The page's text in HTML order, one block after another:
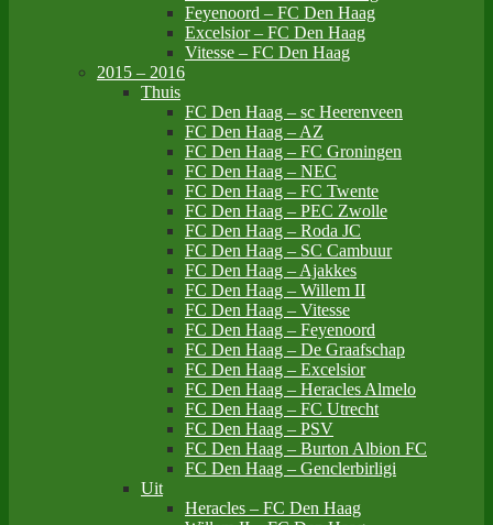
Feyenoord – FC Den Haag
Excelsior – FC Den Haag
Vitesse – FC Den Haag
2015 – 2016
Thuis
FC Den Haag – sc Heerenveen
FC Den Haag – AZ
FC Den Haag – FC Groningen
FC Den Haag – NEC
FC Den Haag – FC Twente
FC Den Haag – PEC Zwolle
FC Den Haag – Roda JC
FC Den Haag – SC Cambuur
FC Den Haag – Ajakkes
FC Den Haag – Willem II
FC Den Haag – Vitesse
FC Den Haag – Feyenoord
FC Den Haag – De Graafschap
FC Den Haag – Excelsior
FC Den Haag – Heracles Almelo
FC Den Haag – FC Utrecht
FC Den Haag – PSV
FC Den Haag – Burton Albion FC
FC Den Haag – Genclerbirligi
Uit
Heracles – FC Den Haag